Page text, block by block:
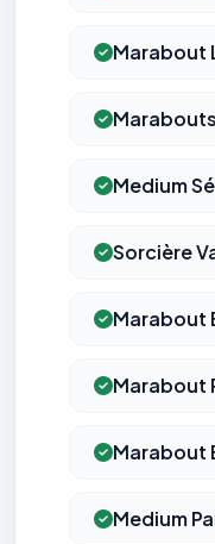
Marabout
Medium
Sorcière
Marabout
Marabout
Marabout
Medium